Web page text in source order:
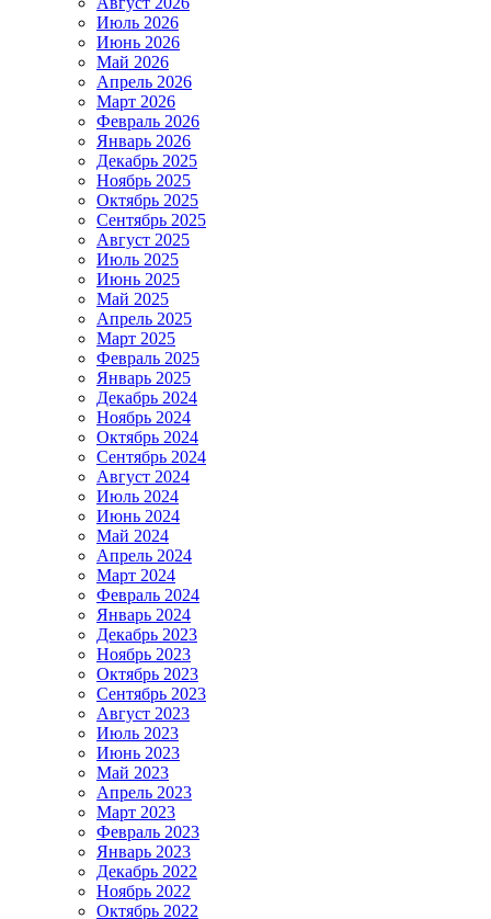
Июль 2026
Июнь 2026
Май 2026
Апрель 2026
Март 2026
Февраль 2026
Январь 2026
Декабрь 2025
Ноябрь 2025
Октябрь 2025
Сентябрь 2025
Август 2025
Июль 2025
Июнь 2025
Май 2025
Апрель 2025
Март 2025
Февраль 2025
Январь 2025
Декабрь 2024
Ноябрь 2024
Октябрь 2024
Сентябрь 2024
Август 2024
Июль 2024
Июнь 2024
Май 2024
Апрель 2024
Март 2024
Февраль 2024
Январь 2024
Декабрь 2023
Ноябрь 2023
Октябрь 2023
Сентябрь 2023
Август 2023
Июль 2023
Июнь 2023
Май 2023
Апрель 2023
Март 2023
Февраль 2023
Январь 2023
Декабрь 2022
Ноябрь 2022
Октябрь 2022